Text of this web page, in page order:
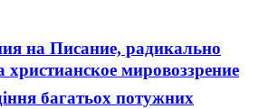
на Писание, радикально
мировоззрение
багатьох потужних